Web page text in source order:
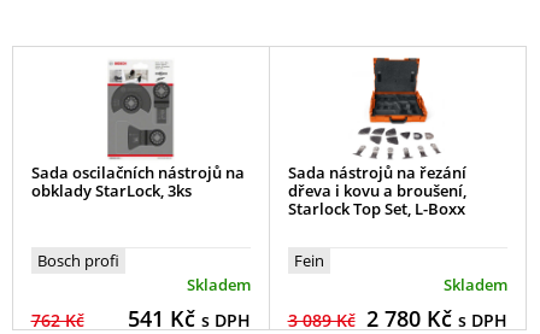
Sada oscilačních nástrojů na
obklady StarLock, 3ks
Bosch profi
Skladem
762 Kč 541 Kč s DPH
Sada nástrojů na řezání
dřeva i kovu a broušení,
Starlock Top Set, L-Boxx
Fein
Skladem
3 089 Kč 2 780Kč s DPH